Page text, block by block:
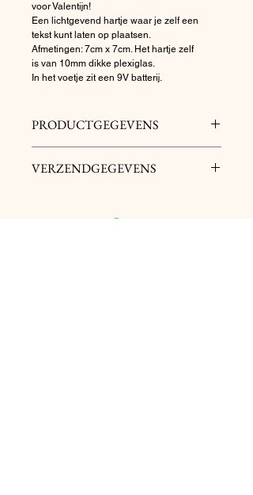
voor Valentijn!
Een lichtgevend hartje waar je zelf een
tekst kunt laten op plaatsen.
Afmetingen: 7cm x 7cm. Het hartje zelf
is van 10mm dikke plexiglas.
In het voetje zit een 9V batterij.
PRODUCTGEGEVENS
VERZENDGEGEVENS